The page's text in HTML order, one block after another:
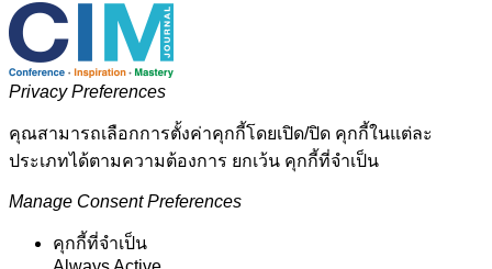
Privacy Preferences
คุณสามารถเลือกการตั้งค่าคุกกี้โดยเปิด/ปิด คุกกี้ในแต่ละ
ประเภทได้ตามความต้องการ ยกเว้น คุกกี้ที่จำเป็น
Manage Consent Preferences
คุกกี้ที่จำเป็น